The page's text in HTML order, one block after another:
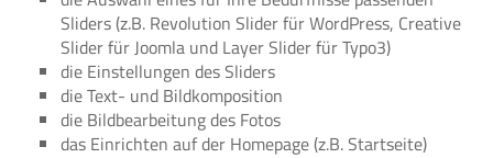
Sliders (z.B. Revolution Slider für WordPress, Creative
Slider für Joomla und Layer Slider für Typo3)
die Einstellungen des Sliders
die Text- und Bildkomposition
die Bildbearbeitung des Fotos
das Einrichten auf der Homepage (z.B. Startseite)